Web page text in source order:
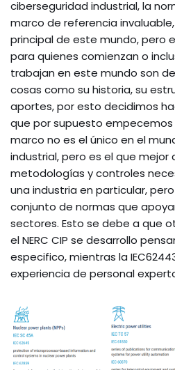
ciberseguridad industrial, la
marco de referencia
principal de este mundo, pero
para quienes comienzan o
trabajan en este mundo son
cosas como su historia, su
aportes, por esto decidimos
que por supuesto empecemos
marco no es el único en el
industrial, pero es el que mejor
metodologías y controles
una industria en particular,
conjunto de normas que
sectores. Esto se debe a que
el NERC CIP se desarrollo
especifico, mientras la
experiencia de personal